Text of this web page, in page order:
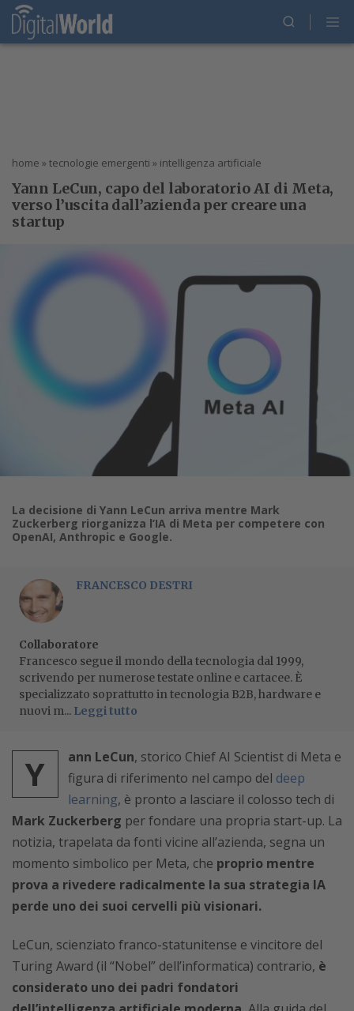
home » tecnologie emergenti » intelligenza artificiale
Yann LeCun, capo del laboratorio AI di Meta,
verso l’uscita dall’azienda per creare una
startup
La decisione di Yann LeCun arriva mentre Mark
Zuckerberg riorganizza l’IA di Meta per competere con
OpenAI, Anthropic e Google.
FRANCESCO DESTRI
Collaboratore
Francesco segue il mondo della tecnologia dal 1999,
scrivendo per numerose testate online e cartacee. È
specializzato soprattutto in tecnologia B2B, hardware e
nuovi m... Leggi tutto
Y ann LeCun, storico Chief AI Scientist di Meta e
figura di riferimento nel campo del deep
learning, è pronto a lasciare il colosso tech di
Mark Zuckerberg per fondare una propria start-up. La
notizia, trapelata da fonti vicine all’azienda, segna un
momento simbolico per Meta, che proprio mentre
prova a rivedere radicalmente la sua strategia IA
perde uno dei suoi cervelli più visionari.
LeCun, scienziato franco-statunitense e vincitore del
Turing Award (il “Nobel” dell’informatica) contrario, è
considerato uno dei padri fondatori